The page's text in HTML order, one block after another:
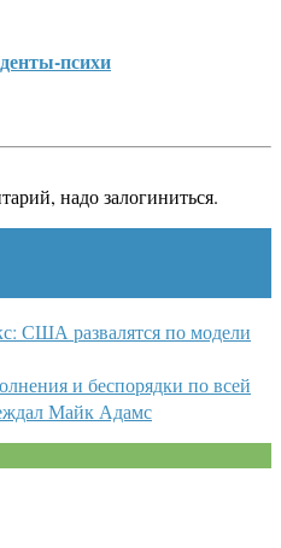
психи
надо залогиниться.
США развалятся по модели
и беспорядки по всей
Майк Адамс